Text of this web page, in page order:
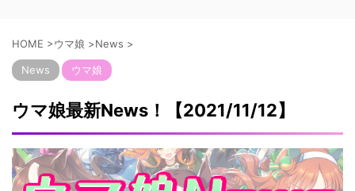
HOME >ウマ娘 >News >
News ウマ娘
ウマ娘最新News！【2021/11/12】